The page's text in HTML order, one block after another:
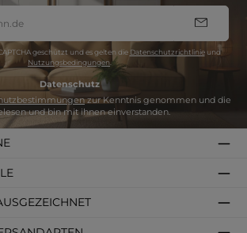
geschützt und es gelten die Datenschutzrichtlinieund
Nutzungsbedingungen
Datenschutz
zur Kenntnis genommen und die
und bin mit ihnen einverstanden.